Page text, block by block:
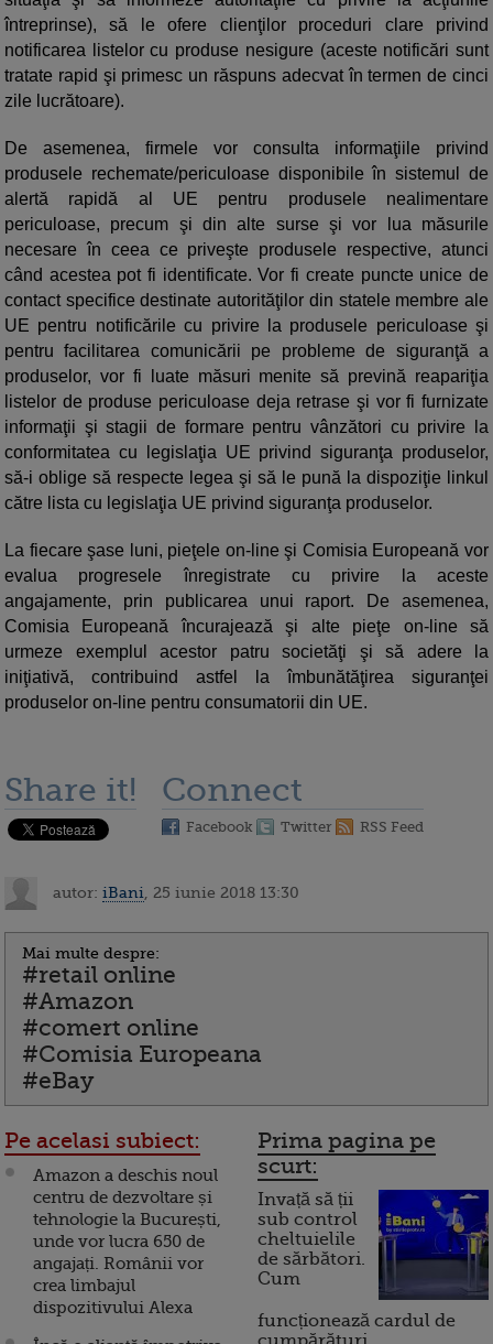
întreprinse), să le ofere clienţilor proceduri clare privind
notificarea listelor cu produse nesigure (aceste notificări sunt
tratate rapid şi primesc un răspuns adecvat în termen de cinci
zile lucrătoare).
De asemenea, firmele vor consulta informaţiile privind
produsele rechemate/periculoase disponibile în sistemul de
alertă rapidă al UE pentru produsele nealimentare
periculoase, precum şi din alte surse şi vor lua măsurile
necesare în ceea ce priveşte produsele respective, atunci
când acestea pot fi identificate. Vor fi create puncte unice de
contact specifice destinate autorităţilor din statele membre ale
UE pentru notificările cu privire la produsele periculoase şi
pentru facilitarea comunicării pe probleme de siguranţă a
produselor, vor fi luate măsuri menite să prevină reapariţia
listelor de produse periculoase deja retrase şi vor fi furnizate
informaţii şi stagii de formare pentru vânzători cu privire la
conformitatea cu legislaţia UE privind siguranţa produselor,
să-i oblige să respecte legea şi să le pună la dispoziţie linkul
către lista cu legislaţia UE privind siguranţa produselor.
La fiecare şase luni, pieţele on-line şi Comisia Europeană vor
evalua progresele înregistrate cu privire la aceste
angajamente, prin publicarea unui raport. De asemenea,
Comisia Europeană încurajează şi alte pieţe on-line să
urmeze exemplul acestor patru societăţi şi să adere la
iniţiativă, contribuind astfel la îmbunătăţirea siguranţei
produselor on-line pentru consumatorii din UE.
Share it! Connect
Facebook Twitter RSS Feed
autor: iBani , 25 iunie 2018 13:30
Mai multe despre:
#retail online
#Amazon
#comert online
#Comisia Europeana
#eBay
Pe acelasi subiect:
Amazon a deschis noul
centru de dezvoltare și
tehnologie la București,
unde vor lucra 650 de
angajați. Românii vor
crea limbajul
dispozitivului Alexa
Prima pagina pe
scurt:
Invață să ții
sub control
cheltuielile
de sărbători.
Cum
funcționează cardul de